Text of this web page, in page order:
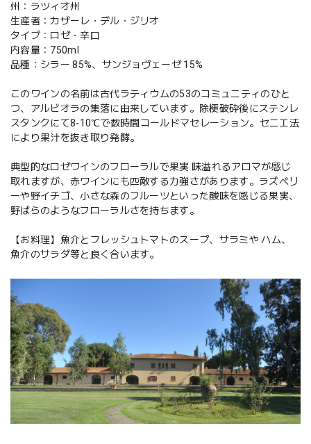
州：ラツィオ州
生産者：カザーレ・デル・ジリオ
タイプ：ロゼ・辛口
内容量：750ml
品種：シラー 85%、サンジョヴェーゼ 15%
このワインの名前は古代ラティウムの53のコミュニティのひと
つ、アルビオラの集落に由来しています。除梗破砕後にステンレ
スタンクにて8-10℃で数時間コールドマセレーション。セニエ法
により果汁を抜き取り発酵。
典型的なロゼワインのフローラルで果実 味溢れるアロマが感じ
取れますが、赤ワインにも匹敵する力強さがあります。ラズベリ
ーや野イチゴ、小さな森のフルーツといった酸味を感じる果実、
野ばらのようなフローラルさを持ちます。
【お料理】魚介とフレッシュトマトのスープ、サラミや ハム、
魚介のサラダ等と良く合います。